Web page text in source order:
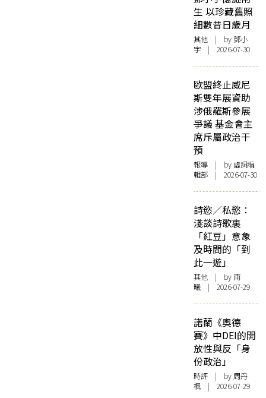
生 以珍藏舊照
細數昔日歲月
其他 | by 鄧小
宇 | 2026-07-30
歐盟終止威尼
斯雙年展資助
涉俄羅斯參展
爭議 基金會主
席斥屬政治干
預
報導 | by 虛詞編
輯部 | 2026-07-30
詩慾／私慾：
淺談詩歌裏
「紅豆」意象
及時間的「到
此一遊」
其他 | by 雨
曦 | 2026-07-29
諾蘭《奧德
賽》中DEI的開
放性與反「身
份政治」
時評 | by周丹
楓 | 2026-07-29